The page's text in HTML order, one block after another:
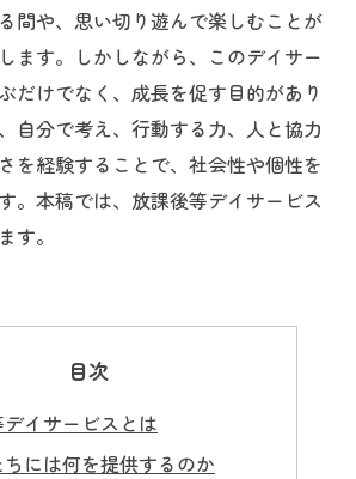
間や、思い切り遊んで楽しむことが
ます。しかしながら、このデイサー
だけでなく、成長を促す目的があり
自分で考え、行動する力、人と協力
を経験することで、社会性や個性を
。本稿では、放課後等デイサービス
す。
目次
イサービスとは
には何を提供するのか